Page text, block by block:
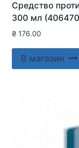
Средство
300 мл
₴ 176.00
В магазин